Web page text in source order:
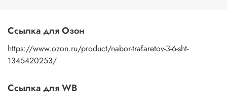
Ссылка для Озон
https://www.ozon.ru/product/nabor-trafaretov-3-6-sht-
1345420253/
Ссылка для WB